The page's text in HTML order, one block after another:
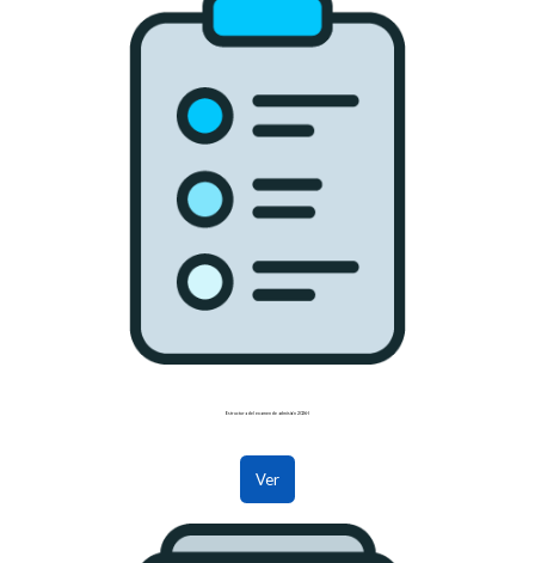
Estructura del examen de admisión 2026-I
Ver